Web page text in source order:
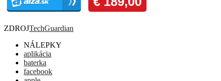
ZDROJTechGuardian
NÁLEPKY
aplikácia
baterka
facebook